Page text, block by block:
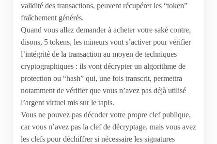
validité des transactions, peuvent récupérer les “token”
fraîchement générés.
Quand vous allez demander à acheter votre saké contre,
disons, 5 tokens, les mineurs vont s’activer pour vérifier
l’intégrité de la transaction au moyen de techniques
cryptographiques : ils vont décrypter un algorithme de
protection ou “hash” qui, une fois transcrit, permettra
notamment de vérifier que vous n’avez pas déjà utilisé
l’argent virtuel mis sur le tapis.
Vous ne pouvez pas décoder votre propre clef publique,
car vous n’avez pas la clef de décryptage, mais vous avez
les clefs pour déchiffrer si nécessaire les signatures